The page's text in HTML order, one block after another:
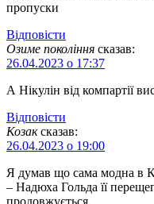
пропуски
Відповіcти
Озиме покоління сказав:
26.04.2023 о 17:37
А Нікулін від компартії
Відповіcти
Козак сказав:
26.04.2023 о 19:00
Я думав що сама модна в
– Надюха Гольда її
продовжується.